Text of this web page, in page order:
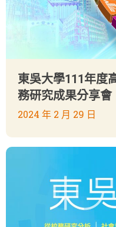
東吳大學111年度
務研究成果分享會
2024 年 2 月 29 日